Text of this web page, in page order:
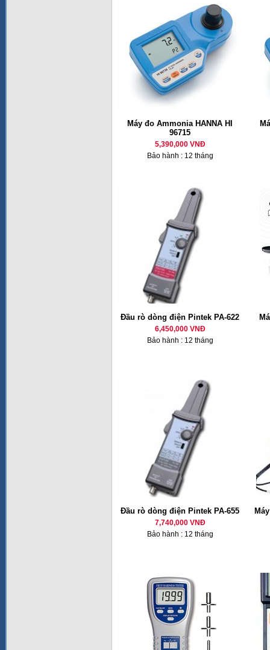
Máy đo Ammonia HANNA HI
96715
5,390,000 VNĐ
Bảo hành : 12 tháng
Đầu rò dòng điện Pintek PA-622
6,450,000 VNĐ
Bảo hành : 12 tháng
Đầu rò dòng điện Pintek PA-655
7,740,000 VNĐ
Bảo hành : 12 tháng